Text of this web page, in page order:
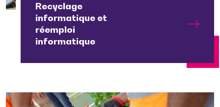
Recyclage
informatique et
réemploi
informatique